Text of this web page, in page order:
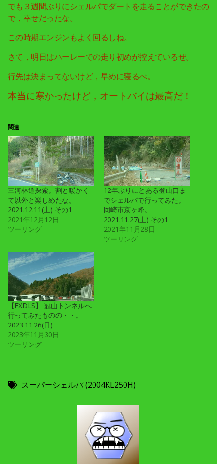
でも３週間ぶりにシェルパでダートを走ることができたの
で，幸せだったな。
この時期エンジンもよく回るしね。
さて，明日はハーレーでの走り初めが控えているぜ。
行先は決まってないけど，早めに寝るべ。
本当に寒かったけど，オートバイは最高だ！
関連
三河林道探索。割と暖かく
て以外と楽しめたな。
2021.12.11(土) その1
2021年12月12日
ツーリング
12年ぶりにとある登山口ま
でシェルパで行ってみた。
岡崎市京ヶ峰。
2021.11.27(土) その1
2021年11月28日
ツーリング
【FXDLS】 冠山トンネルへ
行ってみたものの・・。
2023.11.26(日)
2023年11月30日
ツーリング
スーパーシェルパ (2004KL250H)